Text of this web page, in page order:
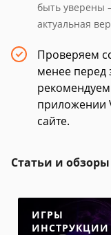
быть уверены
актуальная
Проверяем
менее перед
приложении
сайте.
Статьи и обзоры
ИГРЫ
ИНСТРУКЦИИ